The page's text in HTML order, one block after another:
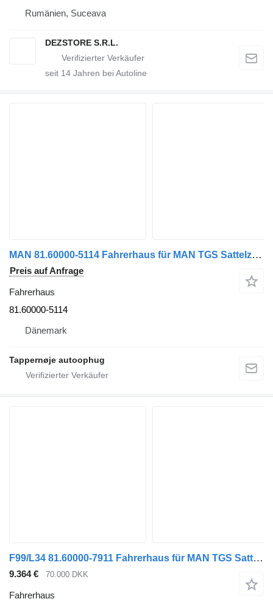
Rumänien, Suceava
DEZSTORE S.R.L.
seit 14 Jahren bei Autoline
MAN 81.60000-5114 Fahrerhaus für MAN TGS Sattelzugmaschine
Preis auf Anfrage
Fahrerhaus
81.60000-5114
Dänemark
Tappernøje autoophug
F99/L34 81.60000-7911 Fahrerhaus für MAN TGS Sattelzugmaschine
9.364 € 70.000 DKK
Fahrerhaus